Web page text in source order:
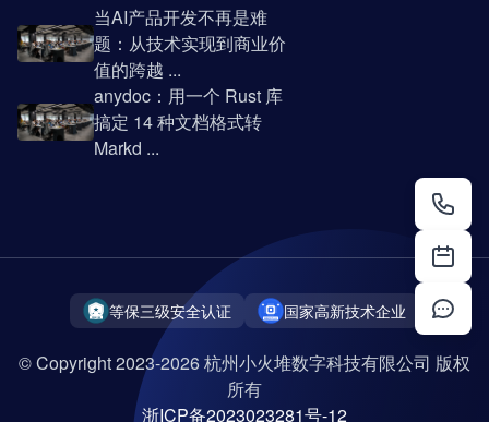
当AI产品开发不再是难
题：从技术实现到商业价
值的跨越 ...
anydoc：用一个 Rust 库
搞定 14 种文档格式转
Markd ...
等保三级安全认证 国家高新技术企业
© Copyright 2023-2026 杭州小火堆数字科技有限公司 版权
所有
浙ICP备2023023281号-12